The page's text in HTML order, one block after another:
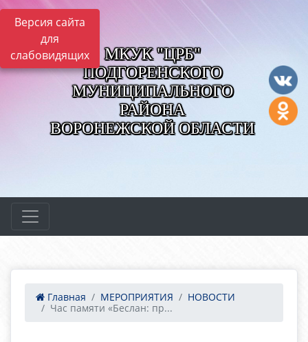
Версия сайта
для
слабовидящих
МКУК "ЦРБ"
ПОДГОРЕНСКОГО
МУНИЦИПАЛЬНОГО
РАЙОНА
ВОРОНЕЖСКОЙ ОБЛАСТИ
Главная МЕРОПРИЯТИЯ
НОВОСТИ
Час памяти «Беслан: пр...